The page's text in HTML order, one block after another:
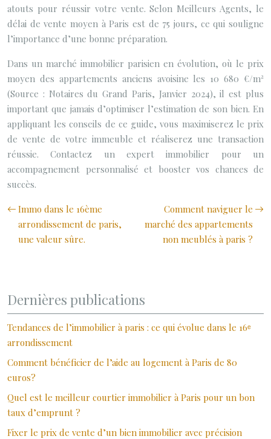
atouts pour réussir votre vente. Selon Meilleurs Agents, le
délai de vente moyen à Paris est de 75 jours, ce qui souligne
l’importance d’une bonne préparation.
Dans un marché immobilier parisien en évolution, où le prix
moyen des appartements anciens avoisine les 10 680 €/m²
(Source : Notaires du Grand Paris, Janvier 2024), il est plus
important que jamais d’optimiser l’estimation de son bien. En
appliquant les conseils de ce guide, vous maximiserez le prix
de vente de votre immeuble et réaliserez une transaction
réussie. Contactez un expert immobilier pour un
accompagnement personnalisé et booster vos chances de
succès.
Immo dans le 16ème
arrondissement de paris,
une valeur sûre.
Comment naviguer le
marché des appartements
non meublés à paris ?
Dernières publications
Tendances de l’immobilier à paris : ce qui évolue dans le 16ᵉ
arrondissement
Comment bénéficier de l’aide au logement à Paris de 80
euros?
Quel est le meilleur courtier immobilier à Paris pour un bon
taux d’emprunt ?
Fixer le prix de vente d’un bien immobilier avec précision